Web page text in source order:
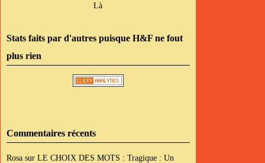
Là
Stats faits par d'autres puisque H&F ne fout
plus rien
Commentaires récents
Rosa sur LE CHOIX DES MOTS : Tragique : Un